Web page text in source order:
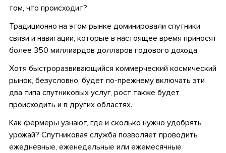
том, что происходит?
Традиционно на этом рынке доминировали спутники
связи и навигации, которые в настоящее время приносят
более 350 миллиардов долларов годового дохода.
Хотя быстроразвивающийся коммерческий космический
рынок, безусловно, будет по-прежнему включать эти
два типа спутниковых услуг, рост также будет
происходить и в других областях.
Как фермеры узнают, где и сколько нужно удобрять
урожай? Спутниковая служба позволяет проводить
ежедневные, еженедельные или ежемесячные